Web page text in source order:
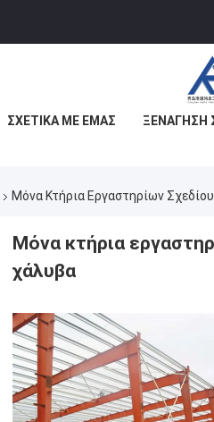
ΣΧΕΤΙΚΆ ΜΕ ΕΜΆΣ ΞΕΝΆΓΗΣΗ
Μόνα Κτήρια Εργαστηρίων
Μόνα κτήρια
χάλυβα